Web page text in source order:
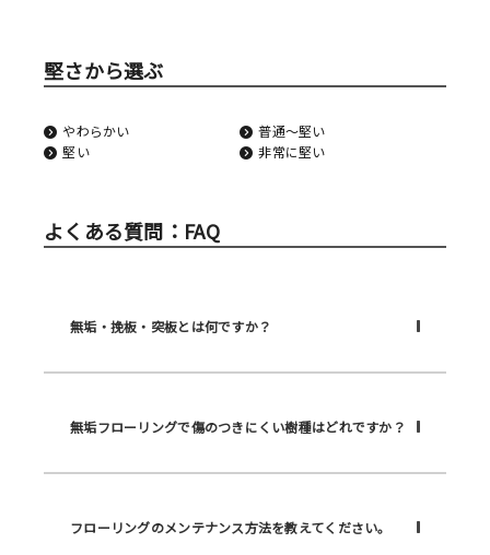
堅さから選ぶ
やわらかい
普通〜堅い
堅い
非常に堅い
よくある質問：FAQ
無垢・挽板・突板とは何ですか？
無垢フローリングで傷のつきにくい樹種はどれですか？
フローリングのメンテナンス方法を教えてください。